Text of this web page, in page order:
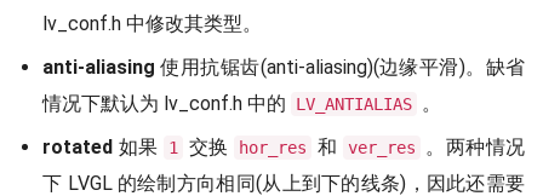
lv_conf.h 中修改其类型。
anti-aliasing 使用抗锯齿(anti-aliasing)(边缘平滑)。缺省
情况下默认为 lv_conf.h 中的
LV_ANTIALIAS 。
rotated 如果 1 交换 hor_res 和 ver_res
。两种情况
下 LVGL 的绘制方向相同(从上到下的线条)，因此还需要